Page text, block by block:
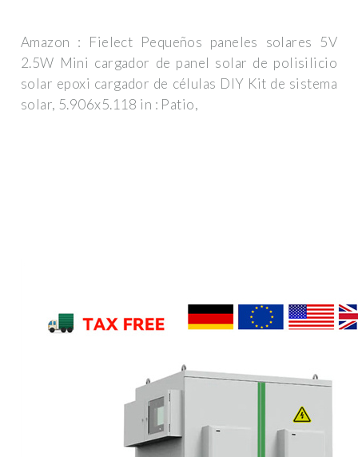
Amazon : Fielect Pequeños paneles solares 5V
2.5W Mini cargador de panel solar de polisilicio
solar epoxi cargador de células DIY Kit de sistema
solar, 5.906x5.118 in : Patio,